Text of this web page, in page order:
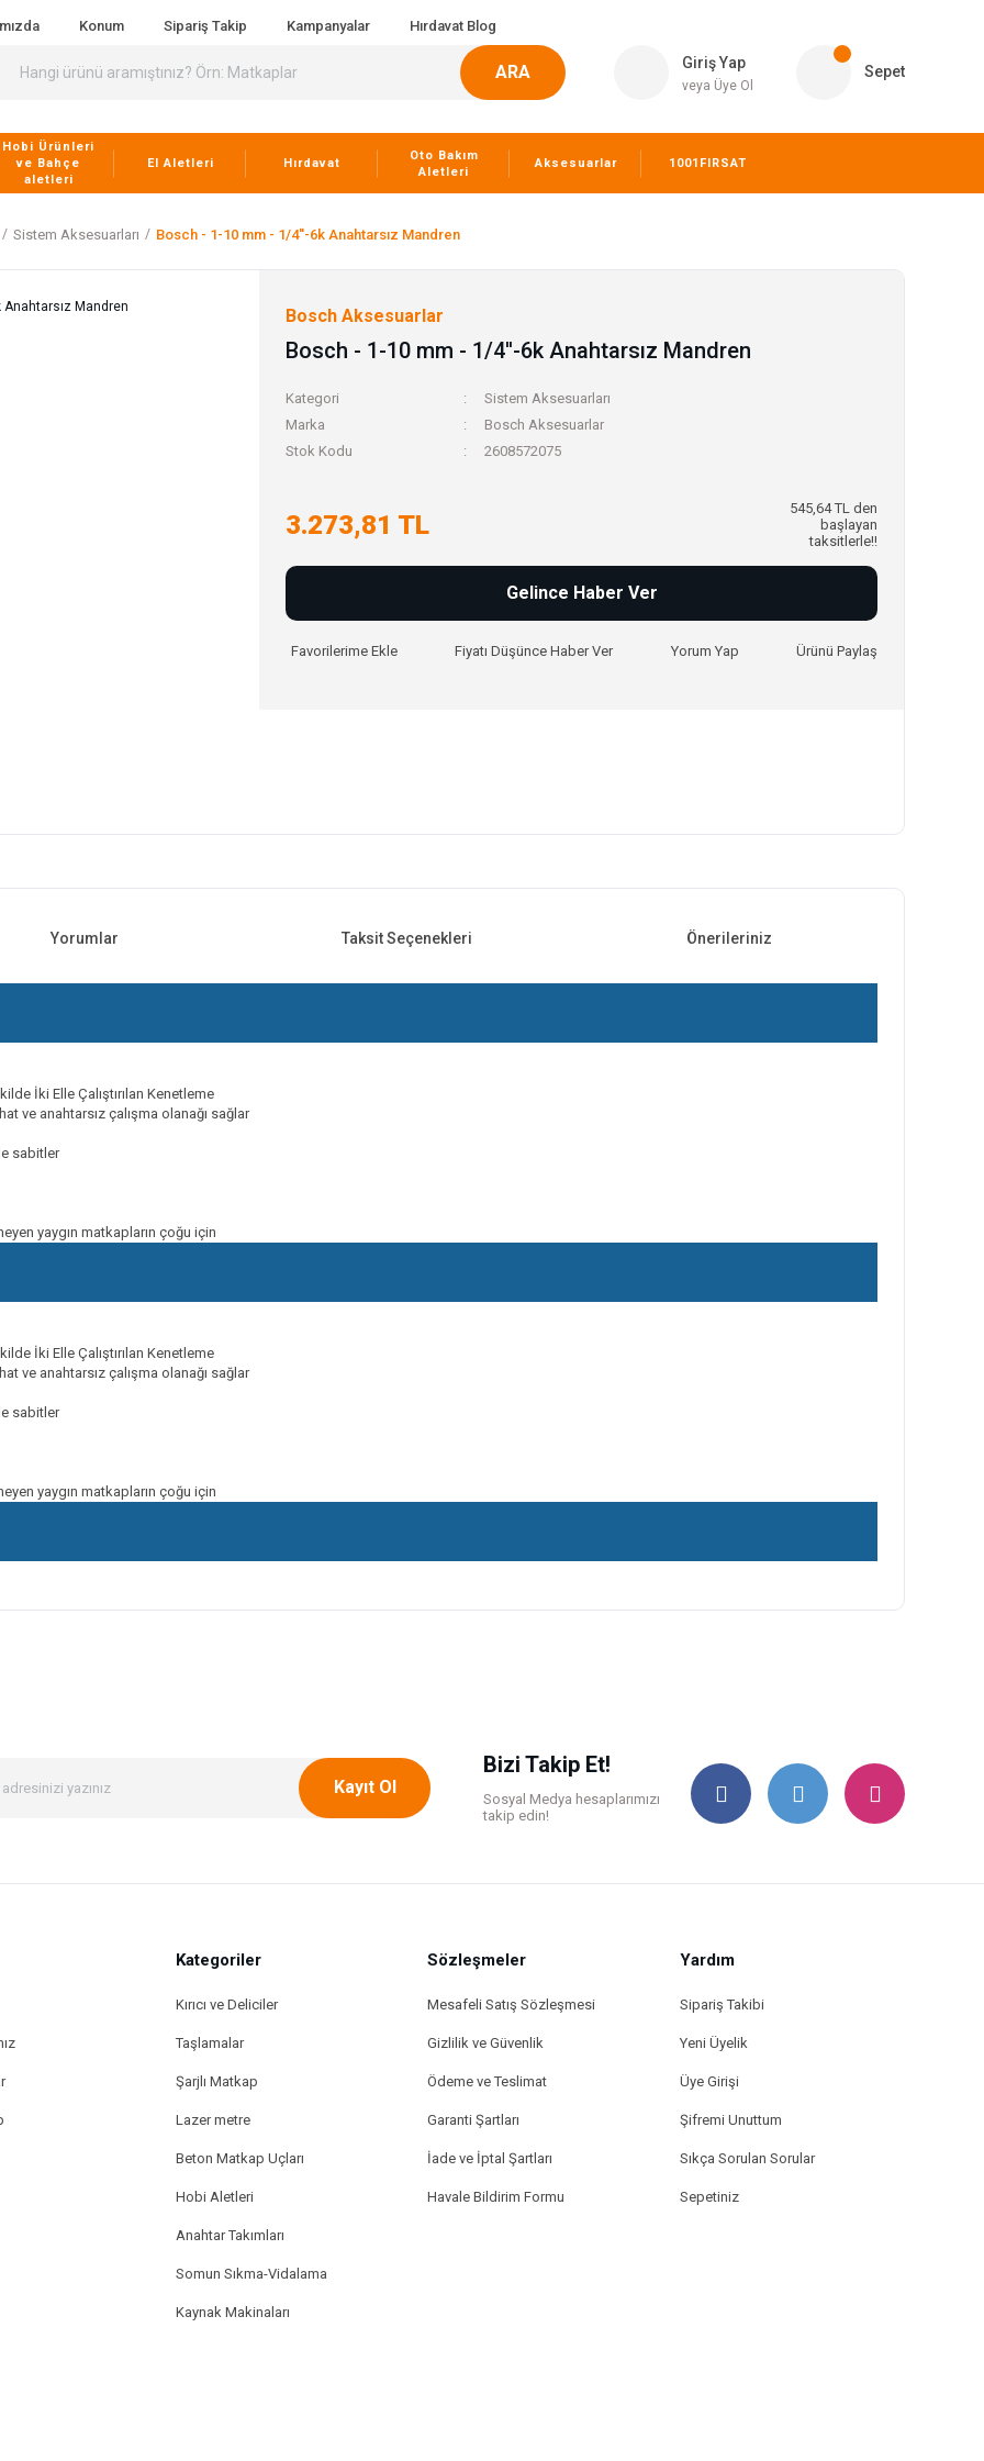
Konum Sipariş Takip Kampanyalar Hırdavat Blog
ARA Giriş Yap
veya Üye Ol
Sepet
Hobi Ürünleri
ve Bahçe
aletleri
El Aletleri Hırdavat
Oto Bakım
Aletleri
Aksesuarlar 1001FIRSAT
Sistem Aksesuarları Bosch - 1-10 mm - 1/4''-6k Anahtarsız Mandren
Bosch Aksesuarlar
Bosch - 1-10 mm - 1/4''-6k Anahtarsız Mandren
Kategori
Sistem Aksesuarları
Marka
Bosch Aksesuarlar
Stok Kodu
2608572075
3.273,81 TL
545,64 TL den
başlayan
taksitlerle!!
Gelince Haber Ver
Fiyatı Düşünce Haber Ver Yorum Yap Ürünü Paylaş
Yorumlar Taksit Seçenekleri Önerileriniz
İki Elle Çalıştırılan Kenetleme
ve anahtarsız çalışma olanağı sağlar
sabitler
yaygın matkapların çoğu için
İki Elle Çalıştırılan Kenetleme
ve anahtarsız çalışma olanağı sağlar
sabitler
yaygın matkapların çoğu için
yetersiz gördüğünüz noktaları öneri formunu kullanarak tarafımıza iletebilirsiniz.
Gönder
Kayıt Ol
Bizi Takip Et!
Sosyal Medya hesaplarımızı
takip edin!
Kategoriler
Kırıcı ve Deliciler
Taşlamalar
Şarjlı Matkap
Lazer metre
Beton Matkap Uçları
Hobi Aletleri
Anahtar Takımları
Somun Sıkma-Vidalama
Kaynak Makinaları
Sözleşmeler
Mesafeli Satış Sözleşmesi
Gizlilik ve Güvenlik
Ödeme ve Teslimat
Garanti Şartları
İade ve İptal Şartları
Havale Bildirim Formu
Yardım
Sipariş Takibi
Yeni Üyelik
Üye Girişi
Şifremi Unuttum
Sıkça Sorulan Sorular
Sepetiniz